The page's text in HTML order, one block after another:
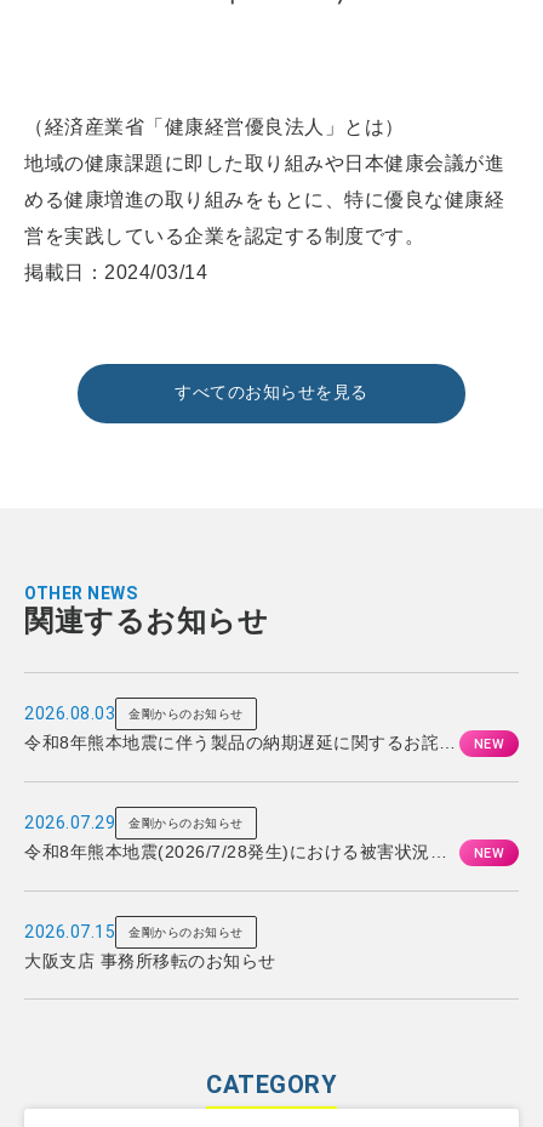
（経済産業省「健康経営優良法人」とは）
地域の健康課題に即した取り組みや日本健康会議が進
める健康増進の取り組みをもとに、特に優良な健康経
営を実践している企業を認定する制度です。
掲載日：2024/03/14
すべてのお知らせを見る
OTHER NEWS
関連するお知らせ
2026.08.03 金剛からのお知らせ
令和8年熊本地震に伴う製品の納期遅延に関するお詫び
2026.07.29 金剛からのお知らせ
令和8年熊本地震(2026/7/28発生)における被害状況と
2026.07.15 金剛からのお知らせ
大阪支店 事務所移転のお知らせ
CATEGORY